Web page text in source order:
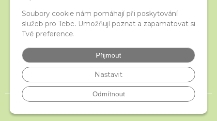
Soubory cookie nám pomáhají při poskytování
služeb pro Tebe. Umožňují poznat a zapamatovat si
Tvé preference.
Přijmout
Nastavit
Odmítnout
iStraka
Velkoobchod
Nejčastější otázky
České puncovní značky
© 2026 istraka.cz - nejtřpytivější korálky a polodrahokamy široko daleko •